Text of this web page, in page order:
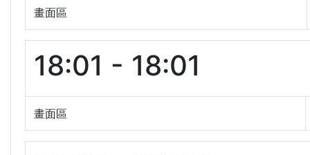
畫面區
18:01 - 18:01
畫面區